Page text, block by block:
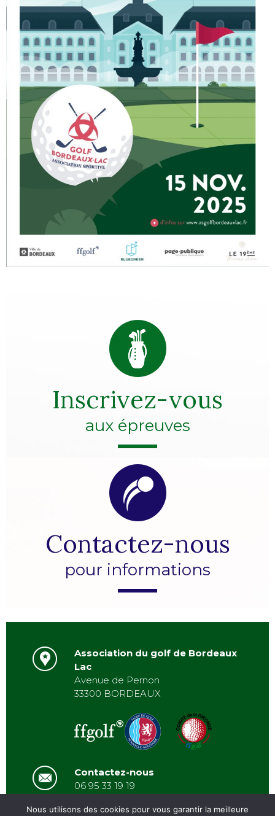
Inscrivez-vous
aux épreuves
Contactez-nous
pour informations
Association du golf de Bordeaux
Lac
Avenue de Pernon
33300 BORDEAUX
Contactez-nous
06 95 33 19 19
Nous utilisons des cookies pour vous garantir la meilleure